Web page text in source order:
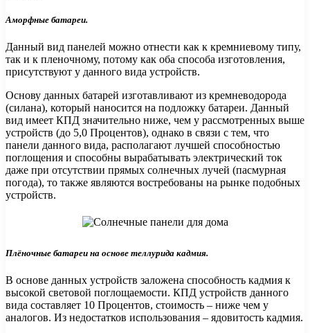
Аморфные батареи.
Данный вид панелей можно отнести как к кремниевому типу,
так и к пленочному, потому как оба способа изготовления,
присутствуют у данного вида устройств.
Основу данных батарей изготавливают из кремневодорода
(силана), который наносится на подложку батареи. Данный
вид имеет КПД значительно ниже, чем у рассмотренных выше
устройств (до 5,0 Процентов), однако в связи с тем, что
панели данного вида, располагают лучшей способностью
поглощения и способны вырабатывать электрический ток
даже при отсутствии прямых солнечных лучей (пасмурная
погода), то также являются востребованы на рынке подобных
устройств.
Плёночные батареи на основе теллурида кадмия.
В основе данных устройств заложена способность кадмия к
высокой световой поглощаемости. КПД устройств данного
вида составляет 10 Процентов, стоимость – ниже чем у
аналогов. Из недостатков использования – ядовитость кадмия.